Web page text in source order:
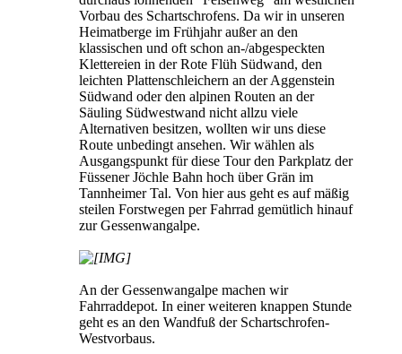
Vorbau des Schartschrofens. Da wir in unseren
Heimatberge im Frühjahr außer an den
klassischen und oft schon an-/abgespeckten
Klettereien in der Rote Flüh Südwand, den
leichten Plattenschleichern an der Aggenstein
Südwand oder den alpinen Routen an der
Säuling Südwestwand nicht allzu viele
Alternativen besitzen, wollten wir uns diese
Route unbedingt ansehen. Wir wählen als
Ausgangspunkt für diese Tour den Parkplatz der
Füssener Jöchle Bahn hoch über Grän im
Tannheimer Tal. Von hier aus geht es auf mäßig
steilen Forstwegen per Fahrrad gemütlich hinauf
zur Gessenwangalpe.
An der Gessenwangalpe machen wir
Fahrraddepot. In einer weiteren knappen Stunde
geht es an den Wandfuß der Schartschrofen-
Westvorbaus.